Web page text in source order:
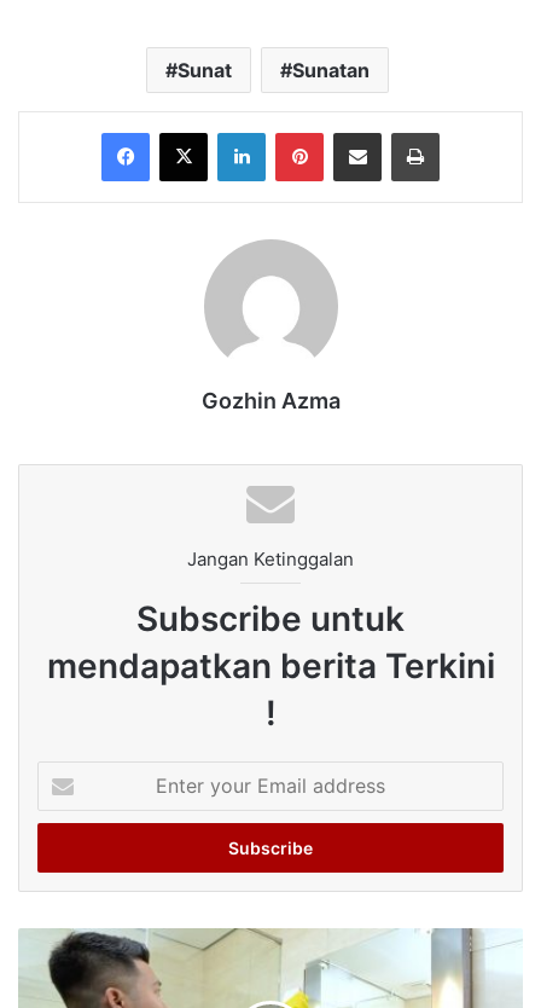
Sunat Sunatan
Facebook
X LinkedInPinterestShare via Email Print
Gozhin Azma
Jangan Ketinggalan
Subscribe untuk
mendapatkan berita Terkini
!
your
Email